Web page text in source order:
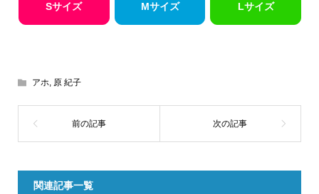
Sサイズ Mサイズ Lサイズ
アホ, 原 紀子
関連記事一覧